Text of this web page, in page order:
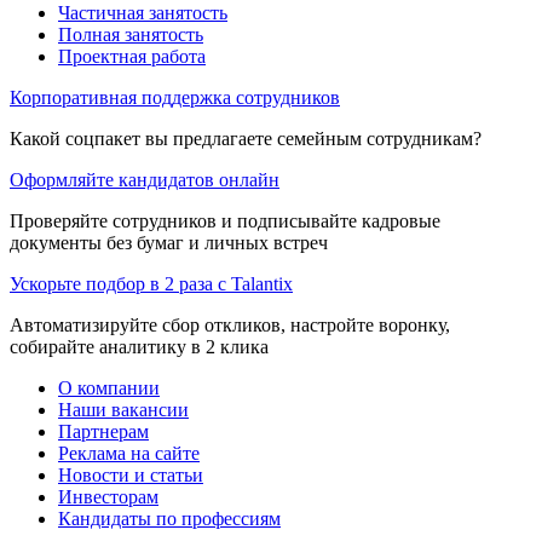
Частичная занятость
Полная занятость
Проектная работа
Корпоративная поддержка сотрудников
Какой соцпакет вы предлагаете семейным сотрудникам?
Оформляйте кандидатов онлайн
Проверяйте сотрудников и подписывайте кадровые
документы без бумаг и личных встреч
Ускорьте подбор в 2 раза с Talantix
Автоматизируйте сбор откликов, настройте воронку,
собирайте аналитику в 2 клика
О компании
Наши вакансии
Партнерам
Реклама на сайте
Новости и статьи
Инвесторам
Кандидаты по профессиям